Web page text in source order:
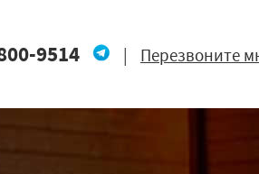
9514 | Перезвоните